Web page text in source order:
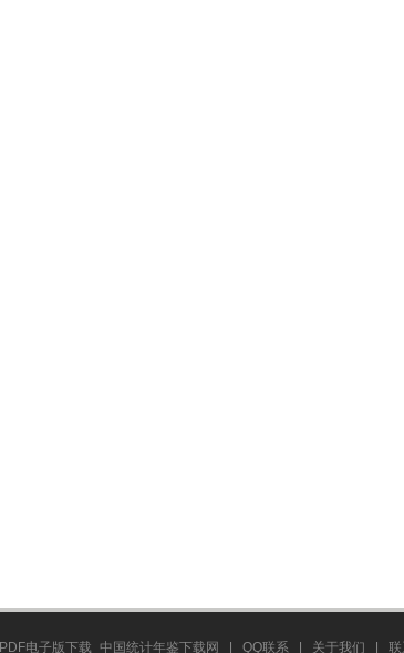
PDF电子版下载_中国统计年鉴下载网 QQ联系 关于我们 联